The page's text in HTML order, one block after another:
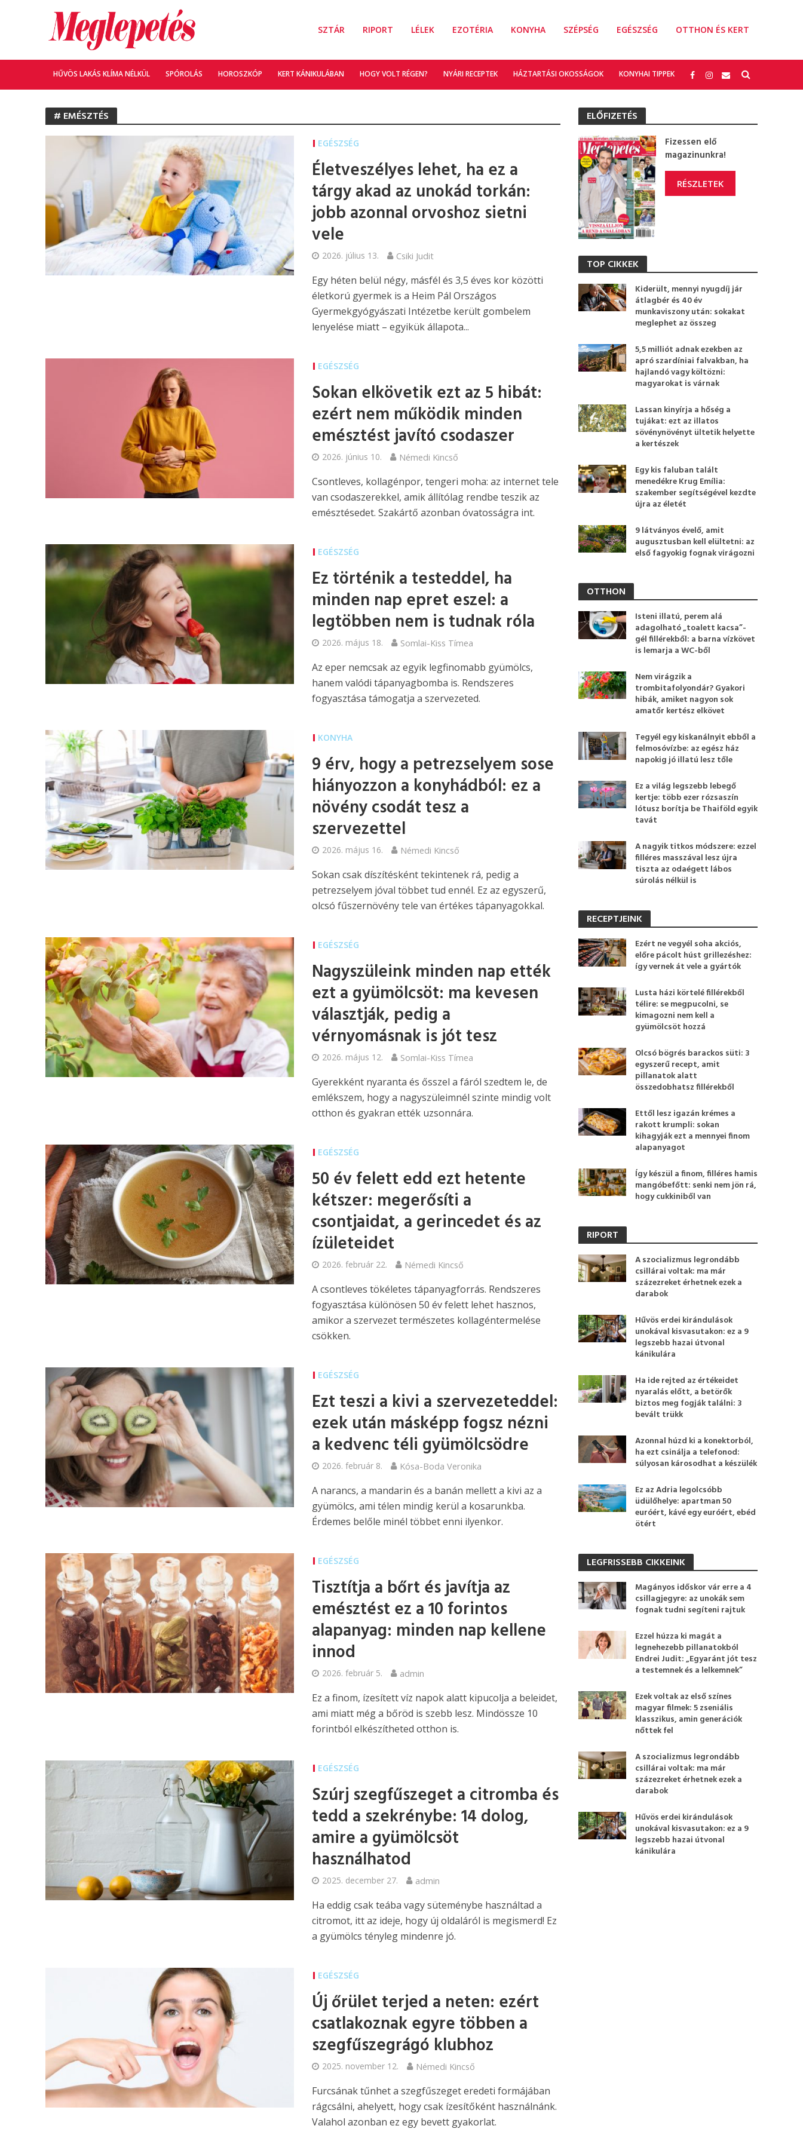
SZTÁR RIPORT LÉLEK EZOTÉRIA KONYHA SZÉPSÉG EGÉSZSÉG OTTHON ÉS KERT
HŰVÖS LAKÁS KLÍMA NÉLKÜL SPÓROLÁS HOROSZKÓP KERT KÁNIKULÁBAN HOGY VOLT RÉGEN? NYÁRI RECEPTEK HÁZTARTÁSI OKOSSÁGOK KONYHAI TIPPEK
# EMÉSZTÉS
EGÉSZSÉG
Életveszélyes lehet, ha ez a
tárgy akad az unokád torkán:
jobb azonnal orvoshoz sietni
vele
2026. július 13. Csiki Judit
Egy héten belül négy, másfél és 3,5 éves kor közötti
életkorú gyermek is a Heim Pál Országos
Gyermekgyógyászati Intézetbe került gombelem
lenyelése miatt – egyikük állapota...
EGÉSZSÉG
Sokan elkövetik ezt az 5 hibát:
ezért nem működik minden
emésztést javító csodaszer
2026. június 10. Némedi Kincső
Csontleves, kollagénpor, tengeri moha: az internet tele
van csodaszerekkel, amik állítólag rendbe teszik az
emésztésedet. Szakártő azonban óvatosságra int.
EGÉSZSÉG
Ez történik a testeddel, ha
minden nap epret eszel: a
legtöbben nem is tudnak róla
2026. május 18. Somlai-Kiss Tímea
Az eper nemcsak az egyik legfinomabb gyümölcs,
hanem valódi tápanyagbomba is. Rendszeres
fogyasztása támogatja a szervezeted.
KONYHA
9 érv, hogy a petrezselyem sose
hiányozzon a konyhádból: ez a
növény csodát tesz a
szervezettel
2026. május 16. Némedi Kincső
Sokan csak díszítésként tekintenek rá, pedig a
petrezselyem jóval többet tud ennél. Ez az egyszerű,
olcsó fűszernövény tele van értékes tápanyagokkal.
EGÉSZSÉG
Nagyszüleink minden nap ették
ezt a gyümölcsöt: ma kevesen
választják, pedig a
vérnyomásnak is jót tesz
2026. május 12. Somlai-Kiss Tímea
Gyerekként nyaranta és ősszel a fáról szedtem le, de
emlékszem, hogy a nagyszüleimnél szinte mindig volt
otthon és gyakran ették uzsonnára.
EGÉSZSÉG
50 év felett edd ezt hetente
kétszer: megerősíti a
csontjaidat, a gerincedet és az
ízületeidet
2026. február 22. Némedi Kincső
A csontleves tökéletes tápanyagforrás. Rendszeres
fogyasztása különösen 50 év felett lehet hasznos,
amikor a szervezet természetes kollagéntermelése
csökken.
EGÉSZSÉG
Ezt teszi a kivi a szervezeteddel:
ezek után másképp fogsz nézni
a kedvenc téli gyümölcsödre
2026. február 8. Kósa-Boda Veronika
A narancs, a mandarin és a banán mellett a kivi az a
gyümölcs, ami télen mindig kerül a kosarunkba.
Érdemes belőle minél többet enni ilyenkor.
EGÉSZSÉG
Tisztítja a bőrt és javítja az
emésztést ez a 10 forintos
alapanyag: minden nap kellene
innod
2026. február 5. admin
Ez a finom, ízesített víz napok alatt kipucolja a beleidet,
ami miatt még a bőröd is szebb lesz. Mindössze 10
forintból elkészítheted otthon is.
EGÉSZSÉG
Szúrj szegfűszeget a citromba és
tedd a szekrénybe: 14 dolog,
amire a gyümölcsöt
használhatod
2025. december 27. admin
Ha eddig csak teába vagy süteménybe használtad a
citromot, itt az ideje, hogy új oldaláról is megismerd! Ez
a gyümölcs tényleg mindenre jó.
EGÉSZSÉG
Új őrület terjed a neten: ezért
csatlakoznak egyre többen a
szegfűszegrágó klubhoz
2025. november 12. Némedi Kincső
Furcsának tűnhet a szegfűszeget eredeti formájában
rágcsálni, ahelyett, hogy csak ízesítőként használnánk.
Valahol azonban ez egy bevett gyakorlat.
ELŐFIZETÉS
Fizessen elő
magazinunkra!
RÉSZLETEK
TOP CIKKEK
Kiderült, mennyi nyugdíj jár
átlagbér és 40 év
munkaviszony után: sokakat
meglephet az összeg
5,5 milliót adnak ezekben az
apró szardíniai falvakban, ha
hajlandó vagy költözni:
magyarokat is várnak
Lassan kinyírja a hőség a
tujákat: ezt az illatos
sövénynövényt ültetik helyette
a kertészek
Egy kis faluban talált
menedékre Krug Emília:
szakember segítségével kezdte
újra az életét
9 látványos évelő, amit
augusztusban kell elültetni: az
első fagyokig fognak virágozni
OTTHON
Isteni illatú, perem alá
adagolható „toalett kacsa”-
gél fillérekből: a barna vízkövet
is lemarja a WC-ből
Nem virágzik a
trombitafolyondár? Gyakori
hibák, amiket nagyon sok
amatőr kertész elkövet
Tegyél egy kiskanálnyit ebből a
felmosóvízbe: az egész ház
napokig jó illatú lesz tőle
Ez a világ legszebb lebegő
kertje: több ezer rózsaszín
lótusz borítja be Thaiföld egyik
tavát
A nagyik titkos módszere: ezzel
filléres masszával lesz újra
tiszta az odaégett lábos
súrolás nélkül is
RECEPTJEINK
Ezért ne vegyél soha akciós,
előre pácolt húst grillezéshez:
így vernek át vele a gyártók
Lusta házi körtelé fillérekből
télire: se megpucolni, se
kimagozni nem kell a
gyümölcsöt hozzá
Olcsó bögrés barackos süti: 3
egyszerű recept, amit
pillanatok alatt
összedobhatsz fillérekből
Ettől lesz igazán krémes a
rakott krumpli: sokan
kihagyják ezt a mennyei finom
alapanyagot
Így készül a finom, filléres hamis
mangóbefőtt: senki nem jön rá,
hogy cukkiniből van
RIPORT
A szocializmus legrondább
csillárai voltak: ma már
százezreket érhetnek ezek a
darabok
Hűvös erdei kirándulások
unokával kisvasutakon: ez a 9
legszebb hazai útvonal
kánikulára
Ha ide rejted az értékeidet
nyaralás előtt, a betörők
biztos meg fogják találni: 3
bevált trükk
Azonnal húzd ki a konektorból,
ha ezt csinálja a telefonod:
súlyosan károsodhat a készülék
Ez az Adria legolcsóbb
üdülőhelye: apartman 50
euróért, kávé egy euróért, ebéd
ötért
LEGFRISSEBB CIKKEINK
Magányos időskor vár erre a 4
csillagjegyre: az unokák sem
fognak tudni segíteni rajtuk
Ezzel húzza ki magát a
legnehezebb pillanatokból
Endrei Judit: „Egyaránt jót tesz
a testemnek és a lelkemnek”
Ezek voltak az első színes
magyar filmek: 5 zseniális
klasszikus, amin generációk
nőttek fel
A szocializmus legrondább
csillárai voltak: ma már
százezreket érhetnek ezek a
darabok
Hűvös erdei kirándulások
unokával kisvasutakon: ez a 9
legszebb hazai útvonal
kánikulára